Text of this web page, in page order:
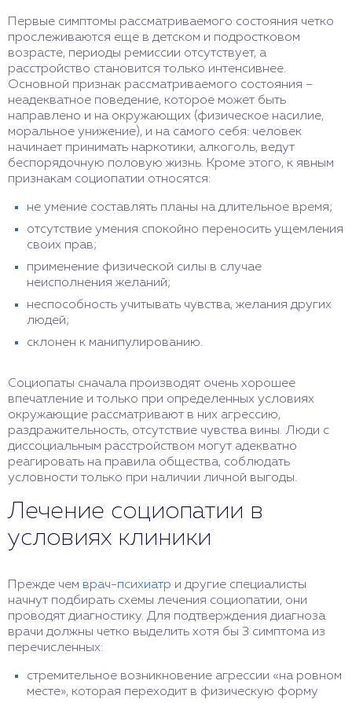
Первые симптомы рассматриваемого состояния четко
прослеживаются еще в детском и подростковом
возрасте, периоды ремиссии отсутствует, а
расстройство становится только интенсивнее.
Основной признак рассматриваемого состояния –
неадекватное поведение, которое может быть
направлено и на окружающих (физическое насилие,
моральное унижение), и на самого себя: человек
начинает принимать наркотики, алкоголь, ведут
беспорядочную половую жизнь. Кроме этого, к явным
признакам социопатии относятся:
не умение составлять планы на длительное время;
отсутствие умения спокойно переносить ущемления
своих прав;
применение физической силы в случае
неисполнения желаний;
неспособность учитывать чувства, желания других
людей;
склонен к манипулированию.
Социопаты сначала производят очень хорошее
впечатление и только при определенных условиях
окружающие рассматривают в них агрессию,
раздражительность, отсутствие чувства вины. Люди с
диссоциальным расстройством могут адекватно
реагировать на правила общества, соблюдать
условности только при наличии личной выгоды.
Лечение социопатии в
условиях клиники
Прежде чем врач-психиатр и другие специалисты
начнут подбирать схемы лечения социопатии, они
проводят диагностику. Для подтверждения диагноза
врачи должны четко выделить хотя бы 3 симптома из
перечисленных:
стремительное возникновение агрессии «на ровном
месте», которая переходит в физическую форму